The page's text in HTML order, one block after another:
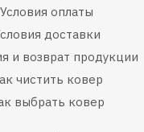
Условия оплаты
доставки
и возврат продукции
чистить ковер
выбрать ковер